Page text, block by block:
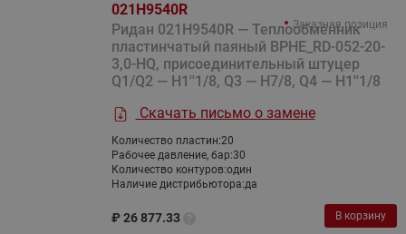
021H9540R
Ридан 021H9540R — Теплообменник
пластинчатый паяный BPHE_RD-052-20-
3,0-HQ, присоединительный штуцер
Q1/Q2 — H1''1/8, Q3 — H7/8, Q4 — H1''1/8
Скачать письмо о замене
Количество пластин:20
Рабочее давление, бар:30
Количество контуров:один
Наличие дистрибьютора:да
₽ 26 877.33
Заказная позиция
В корзину